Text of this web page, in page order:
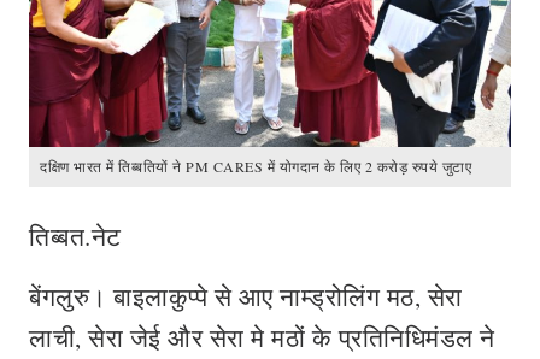
दक्षिण भारत में तिब्बतियों ने PM CARES में योगदान के लिए 2 करोड़ रुपये जुटाए
तिब्बत.नेट
बेंगलुरु। बाइलाकुप्पे से आए नाम्ड्रोलिंग मठ, सेरा
लाची, सेरा जेई और सेरा मे मठों के प्रतिनिधिमंडल ने